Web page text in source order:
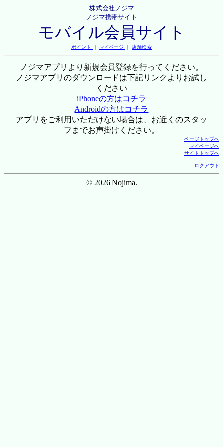
株式会社ノジマ
ノジマ携帯サイト
モバイル会員サイト
ポイント ｜ マイページ ｜ 店舗検索
ノジマアプリより新規会員登録を行ってください。
ノジマアプリのダウンロードは下記リンクよりお試し
ください
iPhoneの方はコチラ
Androidの方はコチラ
アプリをご利用いただけない場合は、お近くのスタッ
フまでお声掛けください。
ページトップへ
マイページへ
サイトトップへ
ログアウト
© 2026 Nojima.